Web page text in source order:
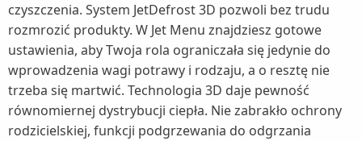
czyszczenia. System JetDefrost 3D pozwoli bez trudu
rozmrozić produkty. W Jet Menu znajdziesz gotowe
ustawienia, aby Twoja rola ograniczała się jedynie do
wprowadzenia wagi potrawy i rodzaju, a o resztę nie
trzeba się martwić. Technologia 3D daje pewność
równomiernej dystrybucji ciepła. Nie zabrakło ochrony
rodzicielskiej, funkcji podgrzewania do odgrzania